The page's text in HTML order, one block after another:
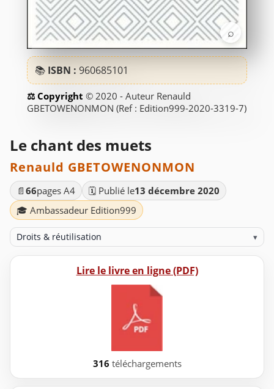
⌕
📚 ISBN : 960685101
© 2020 - Auteur Renauld
GBETOWENONMON (Ref : Edition999-2020-3319-7)
Le chant des muets
Renauld GBETOWENONMON
📄 66pages A4 🗓️ Publié le13 décembre 2020
🎓 Ambassadeur Edition999
Droits & réutilisation ▾
Lire le livre en ligne (PDF)
316 téléchargements